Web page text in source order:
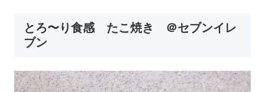
とろ〜り食感 たこ焼き ＠セブンイレ
ブン